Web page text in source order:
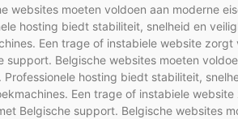
websites moeten voldoen aan moderne
hosting biedt stabiliteit, snelheid en
Een trage of instabiele website
Belgische websites moeten
hosting biedt stabiliteit,
Een trage of instabiele
Belgische support. Belgische websites